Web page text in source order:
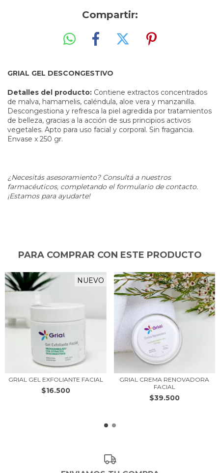
Compartir:
GRIAL GEL DESCONGESTIVO
Detalles del producto: Contiene extractos concentrados
de malva, hamamelis, caléndula, aloe vera y manzanilla.
Descongestiona y refresca la piel agredida por tratamientos
de belleza, gracias a la acción de sus principios activos
vegetales. Apto para uso facial y corporal. Sin fragancia.
Envase x 250 gr.
¿Necesitás asesoramiento? Consultá a nuestros
farmacéuticos, completando el formulario de contacto.
¡Estamos para ayudarte!
PARA COMPRAR CON ESTE PRODUCTO
NUEVO
GRIAL GEL EXFOLIANTE FACIAL
$16.500
GRIAL CREMA RENOVADORA
FACIAL
$39.500